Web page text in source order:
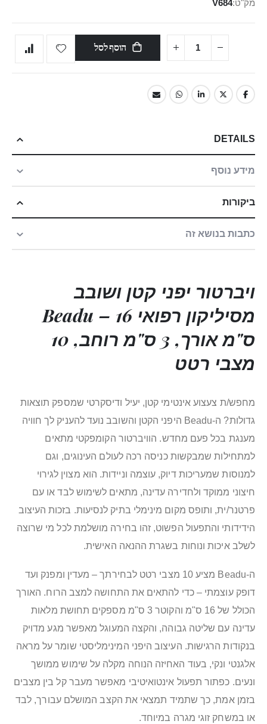
מק"ט V684
הוסף לסל
DETAILS
מידע נוסף
ביקורות
כתבות בנושא זה
ויברטור יפני קטן ושובב
מסיליקון רפואי Beadu – 16
ס"מ אורך, 3 ס"מ רוחב, 10
מצבי רטט
מחפש/ת צעצוע אינטימי קטן, יעיל ודיסקרטי שמספק תוצאות
גדולות? ה-Beadu היפני הקטן והשובב נועד להעניק לך חוויה
מענגת בכל פעם מחדש. הוויברטור הקומפקטי מתאים
למתחילות שמבקשות כניסה רכה לעולם העינוגים, וגם
למנוסות שמעריכות דיוק, עוצמה וניידות. הוא מצוין לגירוי
חיצוני ממוקד ולחדירה עדינה, מתאים לשימוש לבד או עם
פרטנר/ית, ותופס מקום מינימלי בתיק לנסיעות. בזכות העיצוב
הידידותי והתפעול הפשוט, זהו בחירה מושלמת לכל מי שרוצה
לשלב איכות ונוחות בשגרת ההנאה האישית.
ה-Beadu מציע 10 מצבי רטט לבחירתך – מעדין ומפנק ועד
דופק עוצמתי – כדי להתאים את התחושה למצב הרוח. האורך
הכולל של 16 ס"מ והקוטר 3 ס"מ מספקים תחושת מלאות
עדינה עם שליטה גבוהה, והקצה המעוגל מאפשר מגע מדויק
בנקודות הרגישות. העיצוב היפני המינימליסטי שומר על מראה
אלגנטי ונקי, בעוד האחיזה הנוחה מקלה על שימוש ממושך
ונעים. כפתור תפעול אינטואיטיבי מאפשר מעבר קל בין מצבים
בזמן אמת, כך שתמיד תמצאי את הקצב המושלם עבורך, לבד
או במשחק זוגי מגרה במיוחד.